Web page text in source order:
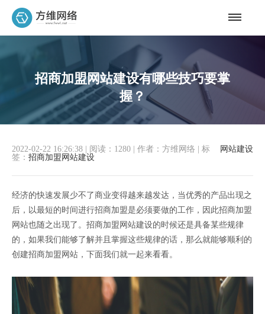
招商加盟网站建设有哪些技巧要掌
握？
网站建设
2022-02-22 16:26:38 阅读：1280 作者：方维网络
标
签： 招商加盟网站建设
经济的快速发展少不了商业变得越来越发达，当优秀的产品出现之
后，以最短的时间进行招商加盟是必须要做的工作，因此招商加盟
网站也随之出现了。招商加盟网站建设的时候还是具备某些规律
的，如果我们能够了解并且掌握这些规律的话，那么就能够顺利的
创建招商加盟网站，下面我们就一起来看看。